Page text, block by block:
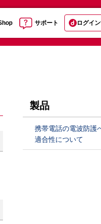
サポート ログイ
製品
携帯電話の電波防護
適合性について